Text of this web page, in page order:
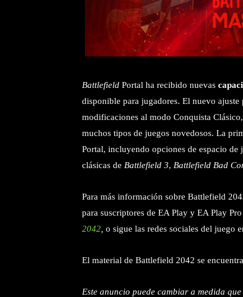
Battlefield Portal ha recibido nuevas
disponible para jugadores. El nuevo
modificaciones al modo Conquista
muchos tipos de juegos novedosos. La
Portal, incluyendo opciones de espacio de
clásicas de Battlefield 3, Battlefield Bad
Para más información sobre Battlefield
para suscriptores de EA Play y EA Play
2042, o sigue las redes sociales del juego
El material de Battlefield 2042 se
Este anuncio puede cambiar a medida